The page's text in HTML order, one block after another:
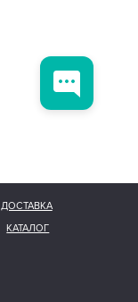
ДОСТАВКА
КАТАЛОГ